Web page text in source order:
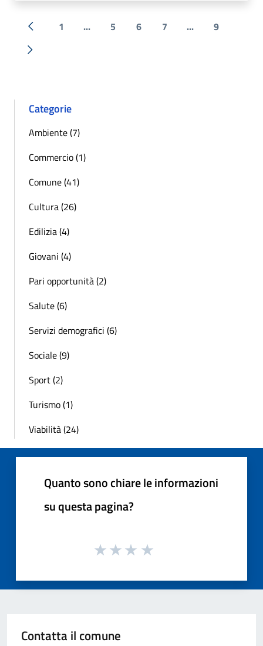
« Precedente
1 ... 5 6 7 ... 9
Successiva »
Categorie
Ambiente (7)
Commercio (1)
Comune (41)
Cultura (26)
Edilizia (4)
Giovani (4)
Pari opportunità (2)
Salute (6)
Servizi demografici (6)
Sociale (9)
Sport (2)
Turismo (1)
Viabilità (24)
Quanto sono chiare le informazioni
su questa pagina?
Contatta il comune